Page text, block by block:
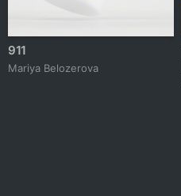
911
Mariya Belozerova